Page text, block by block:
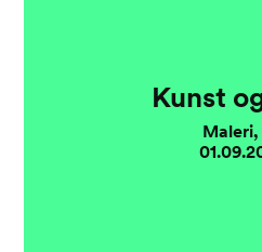
Kunst
Maleri,